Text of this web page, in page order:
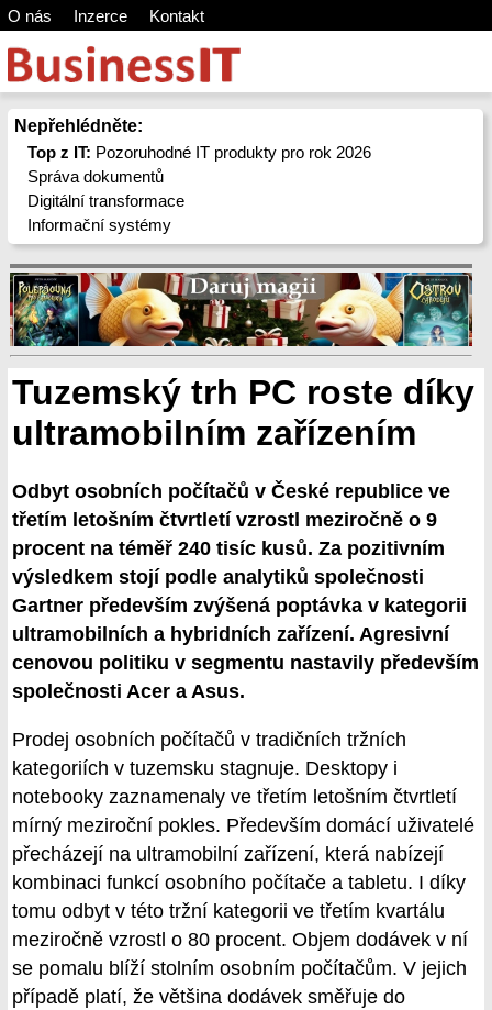
O nás Inzerce Kontakt
Nepřehlédněte:
Top z IT: Pozoruhodné IT produkty pro rok 2026
Správa dokumentů
Digitální transformace
Informační systémy
Tuzemský trh PC roste díky
ultramobilním zařízením
Odbyt osobních počítačů v České republice ve
třetím letošním čtvrtletí vzrostl meziročně o 9
procent na téměř 240 tisíc kusů. Za pozitivním
výsledkem stojí podle analytiků společnosti
Gartner především zvýšená poptávka v kategorii
ultramobilních a hybridních zařízení. Agresivní
cenovou politiku v segmentu nastavily především
společnosti Acer a Asus.
Prodej osobních počítačů v tradičních tržních
kategoriích v tuzemsku stagnuje. Desktopy i
notebooky zaznamenaly ve třetím letošním čtvrtletí
mírný meziroční pokles. Především domácí uživatelé
přecházejí na ultramobilní zařízení, která nabízejí
kombinaci funkcí osobního počítače a tabletu. I díky
tomu odbyt v této tržní kategorii ve třetím kvartálu
meziročně vzrostl o 80 procent. Objem dodávek v ní
se pomalu blíží stolním osobním počítačům. V jejich
případě platí, že většina dodávek směřuje do